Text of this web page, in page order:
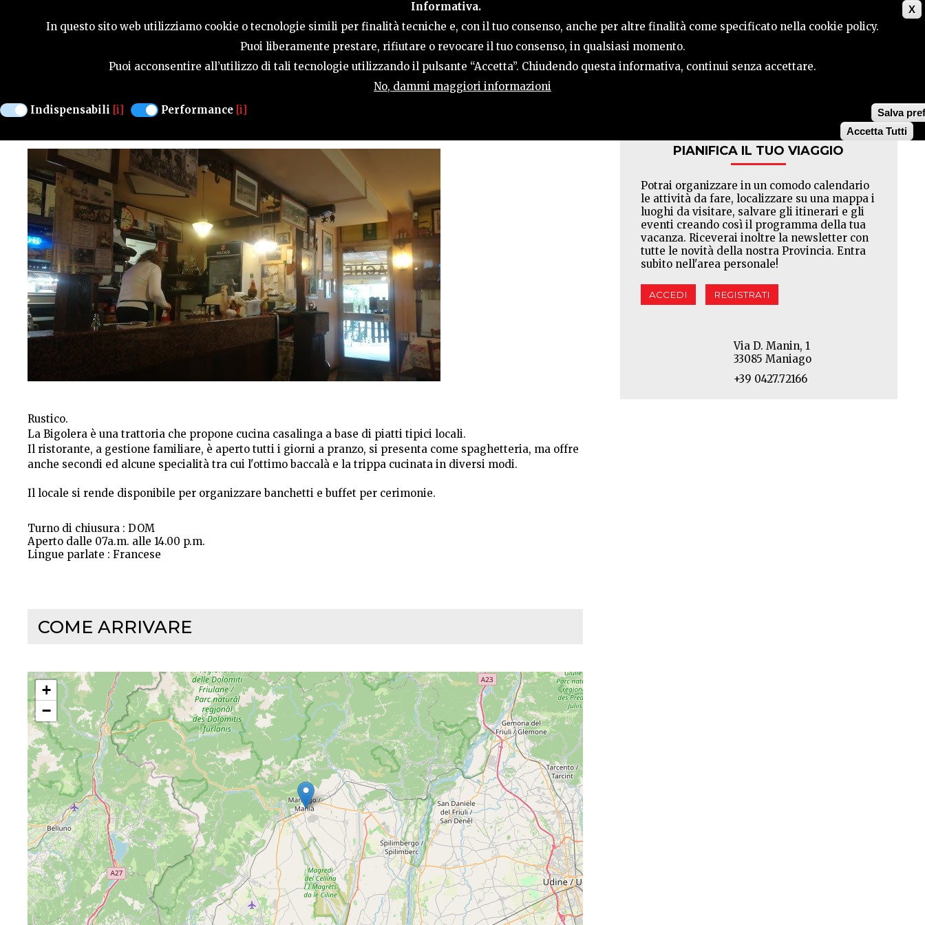
X
Informativa.
In questo sito web utilizziamo cookie o tecnologie simili per finalità tecniche e, con il tuo consenso, anche per altre finalità come specificato nella cookie policy.
Puoi liberamente prestare, rifiutare o revocare il tuo consenso, in qualsiasi momento.
Puoi acconsentire all’utilizzo di tali tecnologie utilizzando il pulsante “Accetta”. Chiudendo questa informativa, continui senza accettare.
No, dammi maggiori informazioni
Indispensabili [i] Performance [i]
Salva
Accetta Tutti
GUIDA STAGIONALE COSA FARE OSPITALITÀ GUIDA UTILE CONTATTI CERCA
LA BIGOLERA
Rustico.
La Bigolera è una trattoria che propone cucina casalinga a base di piatti tipici locali.
Il ristorante, a gestione familiare, è aperto tutti i giorni a pranzo, si presenta come spaghetteria, ma offre
anche secondi ed alcune specialità tra cui l'ottimo baccalà e la trippa cucinata in diversi modi.
Il locale si rende disponibile per organizzare banchetti e buffet per cerimonie.
Turno di chiusura : DOM
Aperto dalle 07a.m. alle 14.00 p.m.
Lingue parlate : Francese
PIANIFICA IL TUO VIAGGIO
Potrai organizzare in un comodo calendario
le attività da fare, localizzare su una mappa i
luoghi da visitare, salvare gli itinerari e gli
eventi creando così il programma della tua
vacanza. Riceverai inoltre la newsletter con
tutte le novità della nostra Provincia. Entra
subito nell'area personale!
ACCEDI REGISTRATI
Via D. Manin, 1
33085 Maniago
+39 0427.72166
COME ARRIVARE
+
−